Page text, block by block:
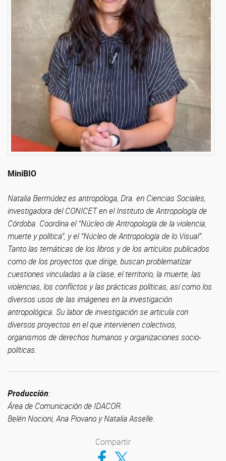
MiniBIO
Natalia Bermúdez es antropóloga, Dra. en Ciencias Sociales,
investigadora del CONICET en el Instituto de Antropología de
Córdoba. Coordina el “Núcleo de Antropología de la violencia,
muerte y política”, y el “Núcleo de Antropología de lo Visual”.
Tanto las temáticas de los libros y de los artículos publicados
como de los proyectos que dirige, buscan problematizar
cuestiones vinculadas a la clase, el territorio, la muerte, las
violencias, los conflictos y las prácticas políticas, así como los
diversos usos de las imágenes en la investigación
antropológica. Su labor de investigación se articula con
diversos proyectos en el que intervienen colectivos,
organismos de derechos humanos y organizaciones socio-
políticas.
Producción:
Área de Comunicación de IDACOR.
Belén Nocioni, Ana Piovano y Natalia Asselle.
Compartir
Compartir en Facebook
Compartir en Twitter